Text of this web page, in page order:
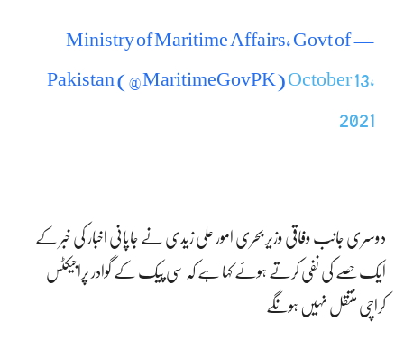
— Ministry of Maritime Affairs, Govt of
Pakistan (@MaritimeGovPK)October 13,
2021
دوسری جانب وفاقی وزیر بحری امور علی زیدی نے جاپانی اخبار کی خبر کے
ایک حصے کی نفی کرتے ہوئے کہا ہے کہ سی پیک کے گوادر پراجیکٹس
کراچی منتقل نہیں ہونگے